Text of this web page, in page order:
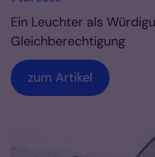
Ein Leuchter als
Gleichberechtigung
zum Artikel